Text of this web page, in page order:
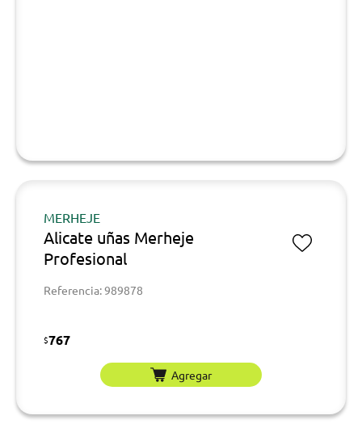
MERHEJE
Alicate uñas Merheje
Profesional
Referencia: 989878
$767
Agregar